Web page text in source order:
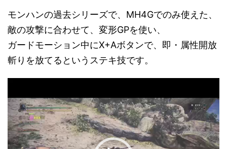
モンハンの過去シリーズで、MH4Gでのみ使えた、
敵の攻撃に合わせて、変形GPを使い、
ガードモーション中にX+Aボタンで、即・属性開放
斬りを放てるというステキ技です。
プ
レ
ー
ヤ